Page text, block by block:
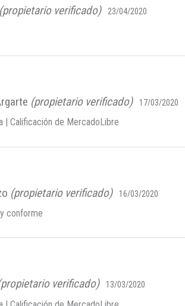
(propietario verificado) 23/04/2020
(propietario verificado) 17/03/2020
| Calificación de MercadoLibre
(propietario verificado) 16/03/2020
conforme
verificado) 13/03/2020